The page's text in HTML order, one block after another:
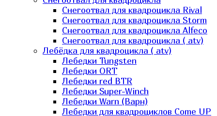
Снегоотвал для квадроцикла Rival
Снегоотвал для квадроцикла Storm
Снегоотвал для квадроцикла Alfeco
Снегоотвал для квадроцикла ( atv)
Лебёдка для квадроцикла ( atv)
Лебедки Tungsten
Лебедки ORT
Лебедки red BTR
Лебедки Super-Winch
Лебедки Warn (Варн)
Лебедки для квадроциклов Come UP